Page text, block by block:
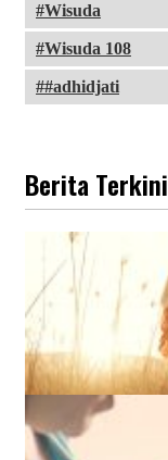
Wisuda
Wisuda 108
#adhidjati
Berita Terkini